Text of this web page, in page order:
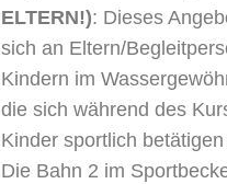
ELTERN!): Dieses
sich an Eltern/
Kindern im
die sich während des
Kinder sportlich
Die Bahn 2 im